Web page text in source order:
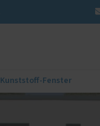
Kunststoff-Fenster